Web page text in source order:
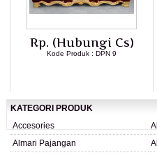
Rp. (Hubungi Cs)
Kode Produk : DPN 9
KATEGORI PRODUK
Accesories
Almari Pajangan